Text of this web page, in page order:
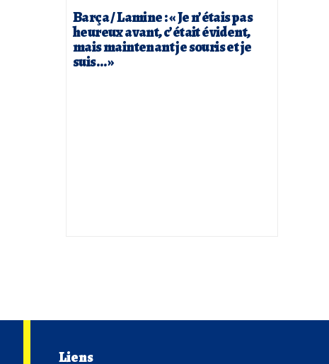
Barça / Lamine : « Je n’étais pas
heureux avant, c’était évident,
mais maintenant je souris et je
suis… »
Liens